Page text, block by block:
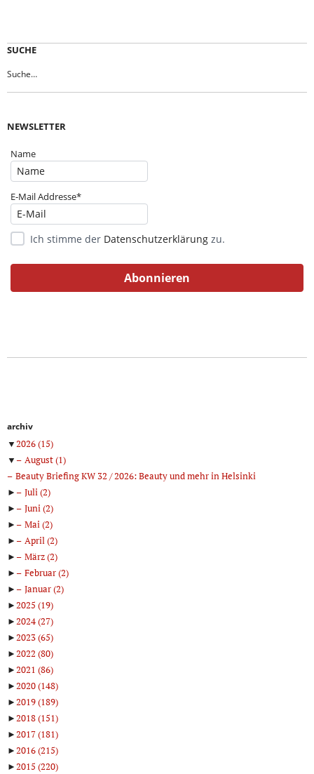
SUCHE
NEWSLETTER
Name
E-Mail Addresse*
Ich stimme der Datenschutzerklärung zu.
archiv
▼2026(15)
▼
August(1)
Beauty Briefing KW 32 / 2026: Beauty und mehr in Helsinki
►
Juli(2)
►
Juni(2)
►
Mai(2)
►
April(2)
►
März(2)
►
Februar(2)
►
Januar(2)
►2025 (19)
►2024(27)
►2023(65)
►2022 (80)
►2021 (86)
►2020(148)
►2019(189)
►2018(151)
►2017(181)
►2016(215)
►2015 (220)